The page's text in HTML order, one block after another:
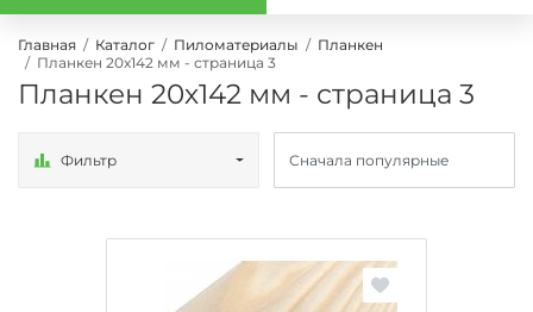
Главная Каталог Пиломатериалы
Планкен
Планкен 20х142 мм - страница 3
Планкен 20х142 мм - страница 3
Фильтр